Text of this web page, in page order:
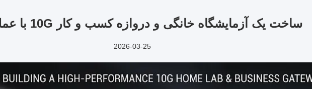
ساخت یک آزمایشگاه خانگی و دروازه کسب و کار 10G با عملکرد بالا
2026-03-25